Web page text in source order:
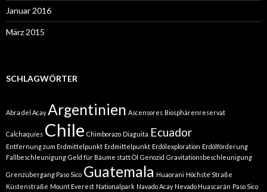
Januar 2016
März 2015
SCHLAGWÖRTER
Abra del Acay Argentinien Ascensores Biosphärenreservat
Calchaquíes Chile Chimborazo Diaguita Ecuador
Entfernung zum Erdmittelpunkt Erdmittelpunkt Erdölexploration Erdölförderung
Fallbeschleunigung Geld für Bäume statt Öl Genozid Gravitationsbeschleunigung
Grenzübergang Paso Sico Guatemala Huaorani Höchste Straße
Küstenstraße Mount Everest Nationalpark Navado Acay Nevado Huascarán Paso Sico